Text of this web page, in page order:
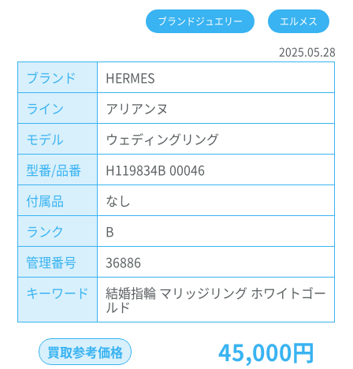
ブランドジュエリー エルメス
2025.05.28
ブランド
HERMES
ライン
アリアンヌ
モデル
ウェディングリング
型番/品番
H119834B 00046
付属品
なし
ランク
B
管理番号
36886
キーワード
結婚指輪 マリッジリング ホワイトゴー
ルド
買取参考価格 45,000円